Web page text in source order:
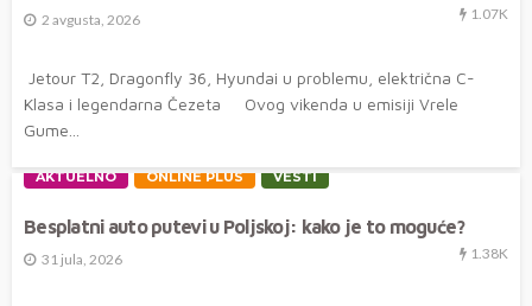
2 avgusta, 2026 1.07K
Jetour T2, Dragonfly 36, Hyundai u problemu, električna C-
Klasa i legendarna Čezeta Ovog vikenda u emisiji Vrele
Gume...
AKTUELNO ONLINE PLUS VESTI
Besplatni auto putevi u Poljskoj: kako je to moguće?
31 jula, 2026 1.38K